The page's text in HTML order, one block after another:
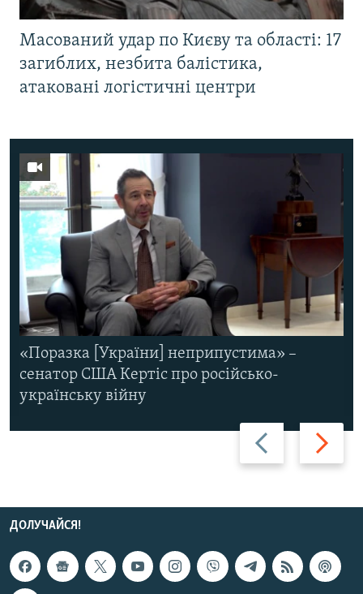
Масований удар по Києву та області: 17
загиблих, незбита балістика,
атаковані логістичні центри
Назад Вперед
«Поразка [України] неприпустима» –
сенатор США Кертіс про російсько-
українську війну
ДОЛУЧАЙСЯ!